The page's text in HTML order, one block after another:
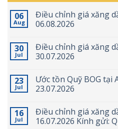
06
Aug
Điều chỉnh giá xăng
06.08.2026
30
Jul
Điều chỉnh giá xăng
30.07.2026
23
Jul
Ước tồn Quỹ BOG tại
23.07.2026
16
Jul
Điều chỉnh giá xăng
16.07.2026 Kính gửi: